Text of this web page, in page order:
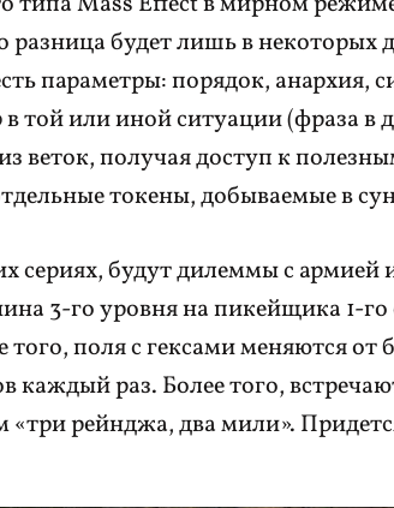
разница будет лишь в некоторых
параметры: порядок, анархия,
той или иной ситуации (фраза в
веток, получая доступ к
токены, добываемые в
сериях, будут дилеммы с армией
3-го уровня на пикейщика 1-
поля с гексами меняются
каждый раз. Более того,
рейнджа, два мили».